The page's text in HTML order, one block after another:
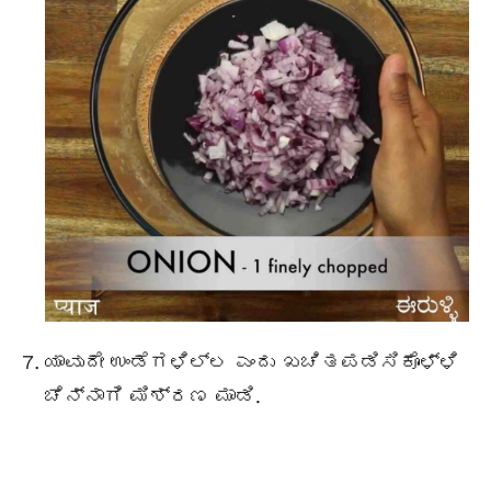
ಯಾವುದೇ ಉಂಡೆಗಳಿಲ್ಲ ಎಂದು ಖಚಿತಪಡಿಸಿಕೊಳ್ಳಿ
ಚೆನ್ನಾಗಿ ಮಿಶ್ರಣ ಮಾಡಿ.